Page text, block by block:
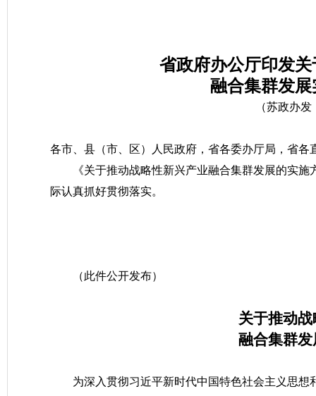
省政府办公厅印发
融合集群发
（苏政办
各市、县（市、区）人民政府，省各委办厅局，省各
《关于推动战略性新兴产业融合集群发展的实
际认真抓好贯彻落实。
（此件公开发布）
关于推动
融合集群
为深入贯彻习近平新时代中国特色社会主义思